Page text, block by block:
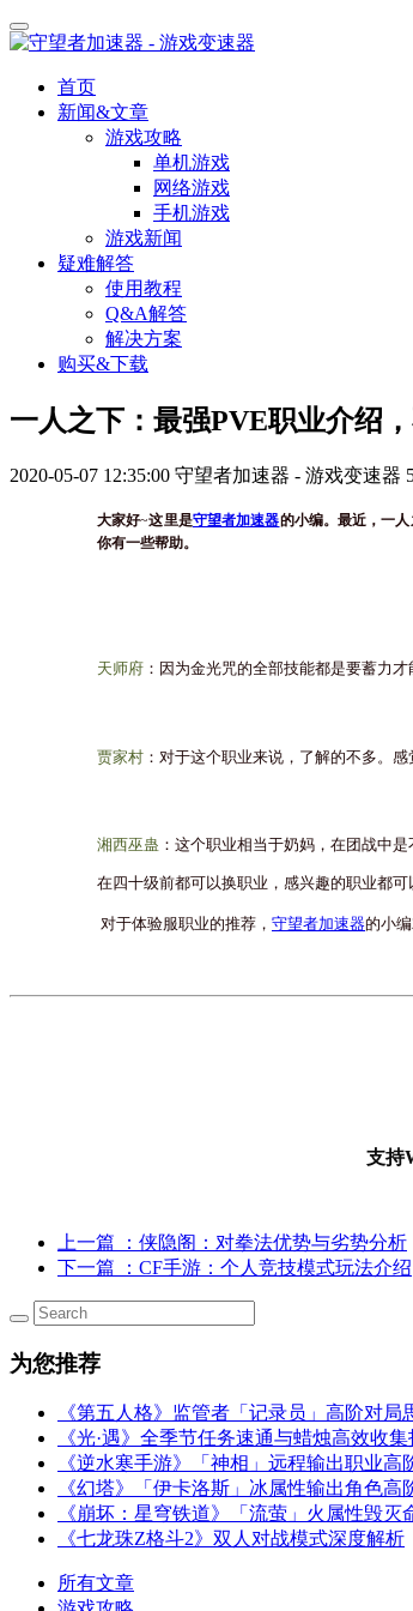
首页
新闻&文章
游戏攻略
单机游戏
网络游戏
手机游戏
游戏新闻
疑难解答
使用教程
Q&A解答
解决方案
购买&下载
一人之下：最强PVE职业介绍
2020-05-07 12:35:00 守望者加速器 - 游戏变速器
大家好~这里是守望者加速器的小编。最近，一
你有一些帮助。
天师府 ：因为金光咒的全部技能都是要蓄力
贾家村 ：对于这个职业来说，了解的不多。
湘西巫蛊 ：这个职业相当于奶妈，在团战中是
在四十级前都可以换职业，感兴趣的职业都
对于体验服职业的推荐， 守望者加速器的小
支持
上一篇
：侠隐阁：对拳法优势与劣势分析
下一篇
：CF手游：个人竞技模式玩法介绍
为您推荐
《第五人格》监管者「记录员」高阶对局
《光·遇》全季节任务速通与蜡烛高效收
《逆水寒手游》「神相」远程输出职业高
《幻塔》「伊卡洛斯」冰属性输出角色高
《崩坏：星穹铁道》「流萤」火属性毁灭
《七龙珠Z格斗2》双人对战模式深度解析
所有文章